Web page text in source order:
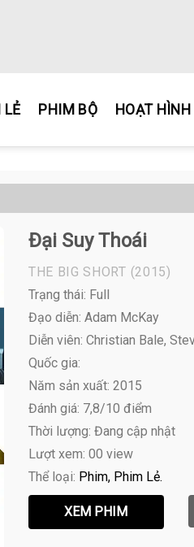
LẺ PHIM BỘ HOẠT HÌNH
Đại Suy Thoái
THE BIG SHORT (2015)
Trạng thái: Full
Đạo diễn: Adam McKay
Diễn viên: Christian Bale,
Quốc gia:
Năm sản xuất: 2015
Đánh giá: 7,8/10 điểm
Thời lượng: Đang cập nhật
Lượt xem: 00 view
Thể loại: Phim Phim Lẻ